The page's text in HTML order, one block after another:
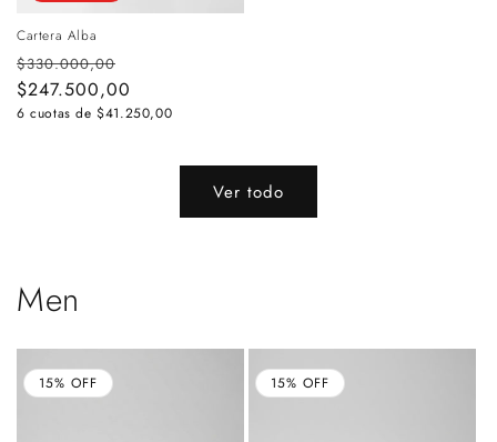
Cartera Alba
Precio
habitual
$330.000,00
de
oferta
$247.500,00
6 cuotas de $41.250,00
Ver todo
Men
15% OFF 15% OFF